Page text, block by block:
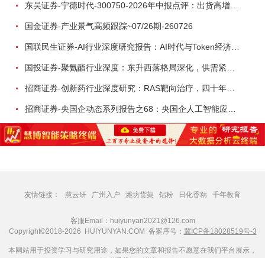
东吴证券-宁德时代-300750-2026年中报点评：出货高增业绩稳健，回购彰显龙头信心-260726
国金证券-产业景气高频跟踪~07/26期-260726
国联民生证券-AI行业深度研究报告：AI时代与Token经济，从技术符号到数字石油-260801
招商证券-创新药行业深度研究：RAS靶向治疗，四十年不可成药的终结，与终结之后的治疗格局演化-260805
友情链接： 慧云研 广州入户 潍坊货架 铝粉 日化香精 千年教育
客服Email：huiyunyan2021@126.com
Copyright©2018-2026 HUIYUNYAN.COM 备案序号： 冀ICP备18028519号-3
本网站用于投资学习与研究用途，如果您的文章和报告不愿意在我们平台展示，